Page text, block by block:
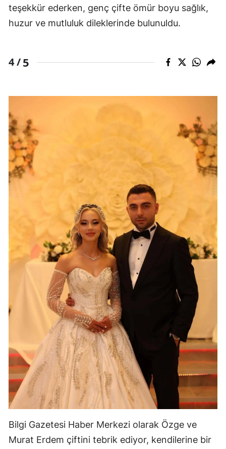
teşekkür ederken, genç çifte ömür boyu sağlık,
huzur ve mutluluk dileklerinde bulunuldu.
4 /5
Bilgi Gazetesi Haber Merkezi olarak Özge ve
Murat Erdem çiftini tebrik ediyor, kendilerine bir